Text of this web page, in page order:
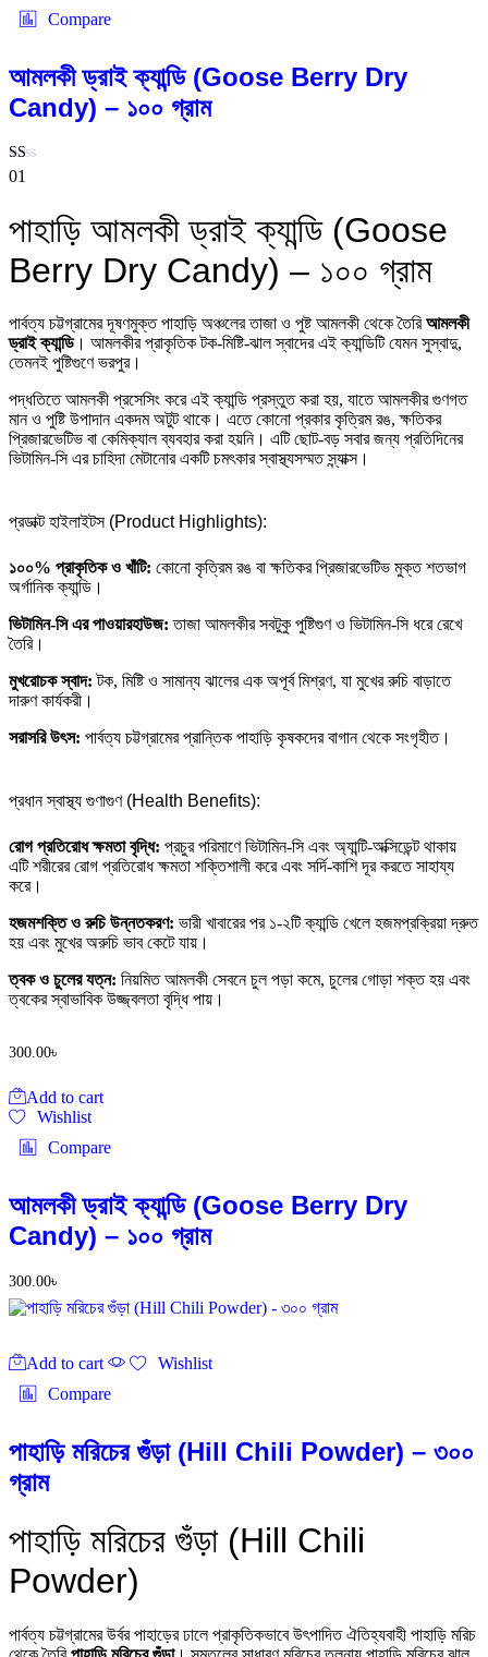
Compare
আমলকী ড্রাই ক্যান্ডি (Goose Berry Dry
Candy) – ১০০ গ্রাম
Rated
5
01
পাহাড়ি আমলকী ড্রাই ক্যান্ডি (Goose
Berry Dry Candy) – ১০০ গ্রাম
পার্বত্য চট্টগ্রামের দূষণমুক্ত পাহাড়ি অঞ্চলের তাজা ও পুষ্ট আমলকী থেকে তৈরিআমলকী
ড্রাই ক্যান্ডি। আমলকীর প্রাকৃতিক টক-মিষ্টি-ঝাল স্বাদের এই ক্যান্ডিটি যেমন সুস্বাদু,
তেমনই পুষ্টিগুণে ভরপুর।
পদ্ধতিতে আমলকী প্রসেসিং করে এই ক্যান্ডি প্রস্তুত করা হয়, যাতে আমলকীর গুণগত
মান ও পুষ্টি উপাদান একদম অটুট থাকে। এতে কোনো প্রকার কৃত্রিম রঙ, ক্ষতিকর
প্রিজারভেটিভ বা কেমিক্যাল ব্যবহার করা হয়নি। এটি ছোট-বড় সবার জন্য প্রতিদিনের
ভিটামিন-সি এর চাহিদা মেটানোর একটি চমৎকার স্বাস্থ্যসম্মত স্ন্যাক্স।
প্রডাক্ট হাইলাইটস (Product Highlights):
১০০% প্রাকৃতিক ও খাঁটি: কোনো কৃত্রিম রঙ বা ক্ষতিকর প্রিজারভেটিভ মুক্ত শতভাগ
অর্গানিক ক্যান্ডি।
ভিটামিন-সি এর পাওয়ারহাউজ: তাজা আমলকীর সবটুকু পুষ্টিগুণ ও ভিটামিন-সি ধরে রেখে
তৈরি।
মুখরোচক স্বাদ: টক, মিষ্টি ও সামান্য ঝালের এক অপূর্ব মিশ্রণ, যা মুখের রুচি বাড়াতে
দারুণ কার্যকরী।
সরাসরি উৎস: পার্বত্য চট্টগ্রামের প্রান্তিক পাহাড়ি কৃষকদের বাগান থেকে সংগৃহীত।
প্রধান স্বাস্থ্য গুণাগুণ (Health Benefits):
রোগ প্রতিরোধ ক্ষমতা বৃদ্ধি: প্রচুর পরিমাণে ভিটামিন-সি এবং অ্যান্টি-অক্সিডেন্ট থাকায়
এটি শরীরের রোগ প্রতিরোধ ক্ষমতা শক্তিশালী করে এবং সর্দি-কাশি দূর করতে সাহায্য
করে।
হজমশক্তি ও রুচি উন্নতকরণ: ভারী খাবারের পর ১-২টি ক্যান্ডি খেলে হজমপ্রক্রিয়া দ্রুত
হয় এবং মুখের অরুচি ভাব কেটে যায়।
ত্বক ও চুলের যত্ন: নিয়মিত আমলকী সেবনে চুল পড়া কমে, চুলের গোড়া শক্ত হয় এবং
ত্বকের স্বাভাবিক উজ্জ্বলতা বৃদ্ধি পায়।
300.00৳
Add to cart
Wishlist
Compare
আমলকী ড্রাই ক্যান্ডি (Goose Berry Dry
Candy) – ১০০ গ্রাম
300.00৳
Add to cart
Wishlist
Compare
পাহাড়ি মরিচের গুঁড়া (Hill Chili Powder) – ৩০০
গ্রাম
পাহাড়ি মরিচের গুঁড়া (Hill Chili
Powder)
পার্বত্য চট্টগ্রামের উর্বর পাহাড়ের ঢালে প্রাকৃতিকভাবে উৎপাদিত ঐতিহ্যবাহী পাহাড়ি মরিচ